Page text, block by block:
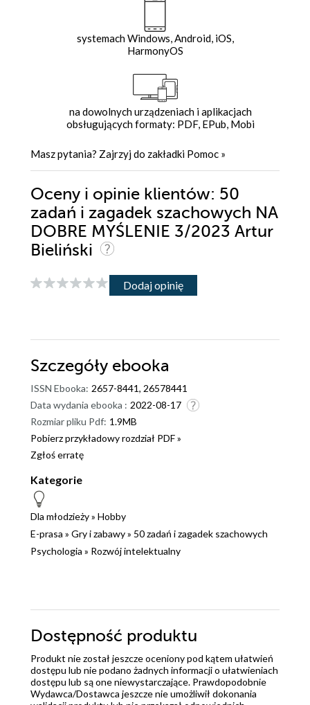
systemach Windows, Android, iOS,
HarmonyOS
na dowolnych urządzeniach i aplikacjach
obsługujących formaty: PDF, EPub, Mobi
Masz pytania? Zajrzyj do zakładki Pomoc »
Oceny i opinie klientów: 50
zadań i zagadek szachowych NA
DOBRE MYŚLENIE 3/2023 Artur
Bieliński
Dodaj opinię
Szczegóły ebooka
ISSN Ebooka: 2657-8441, 26578441
Data wydania ebooka : 2022-08-17
Rozmiar pliku Pdf: 1.9MB
Pobierz przykładowy rozdział PDF »
Zgłoś erratę
Kategorie
Dla młodzieży» Hobby
E-prasa » Gry i zabawy» 50 zadań i zagadek szachowych
Psychologia » Rozwój intelektualny
Dostępność produktu
Produkt nie został jeszcze oceniony pod kątem ułatwień
dostępu lub nie podano żadnych informacji o ułatwieniach
dostępu lub są one niewystarczające. Prawdopodobnie
Wydawca/Dostawca jeszcze nie umożliwił dokonania